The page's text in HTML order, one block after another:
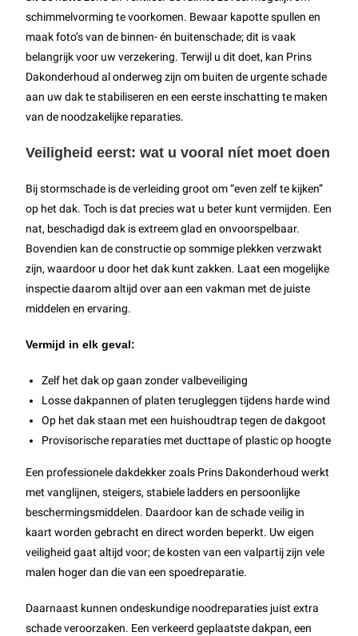
schimmelvorming te voorkomen. Bewaar kapotte spullen en
maak foto’s van de binnen- én buitenschade; dit is vaak
belangrijk voor uw verzekering. Terwijl u dit doet, kan Prins
Dakonderhoud al onderweg zijn om buiten de urgente schade
aan uw dak te stabiliseren en een eerste inschatting te maken
van de noodzakelijke reparaties.
Veiligheid eerst: wat u vooral níet moet doen
Bij stormschade is de verleiding groot om “even zelf te kijken”
op het dak. Toch is dat precies wat u beter kunt vermijden. Een
nat, beschadigd dak is extreem glad en onvoorspelbaar.
Bovendien kan de constructie op sommige plekken verzwakt
zijn, waardoor u door het dak kunt zakken. Laat een mogelijke
inspectie daarom altijd over aan een vakman met de juiste
middelen en ervaring.
Vermijd in elk geval:
Zelf het dak op gaan zonder valbeveiliging
Losse dakpannen of platen terugleggen tijdens harde wind
Op het dak staan met een huishoudtrap tegen de dakgoot
Provisorische reparaties met ducttape of plastic op hoogte
Een professionele dakdekker zoals Prins Dakonderhoud werkt
met vanglijnen, steigers, stabiele ladders en persoonlijke
beschermingsmiddelen. Daardoor kan de schade veilig in
kaart worden gebracht en direct worden beperkt. Uw eigen
veiligheid gaat altijd voor; de kosten van een valpartij zijn vele
malen hoger dan die van een spoedreparatie.
Daarnaast kunnen ondeskundige noodreparaties juist extra
schade veroorzaken. Een verkeerd geplaatste dakpan, een